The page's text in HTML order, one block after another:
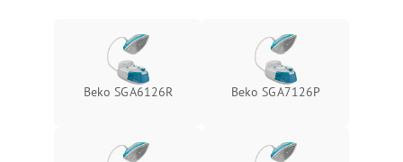
Beko SGA6126R Beko SGA7126P